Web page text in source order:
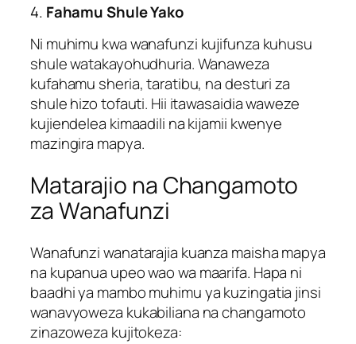
4. Fahamu Shule Yako
Ni muhimu kwa wanafunzi kujifunza kuhusu
shule watakayohudhuria. Wanaweza
kufahamu sheria, taratibu, na desturi za
shule hizo tofauti. Hii itawasaidia waweze
kujiendelea kimaadili na kijamii kwenye
mazingira mapya.
Matarajio na Changamoto
za Wanafunzi
Wanafunzi wanatarajia kuanza maisha mapya
na kupanua upeo wao wa maarifa. Hapa ni
baadhi ya mambo muhimu ya kuzingatia jinsi
wanavyoweza kukabiliana na changamoto
zinazoweza kujitokeza: